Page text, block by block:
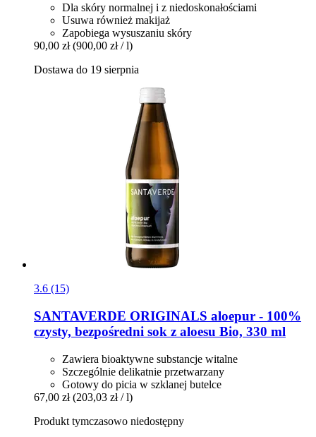
Dla skóry normalnej i z niedoskonałościami
Usuwa również makijaż
Zapobiega wysuszaniu skóry
90,00 zł (900,00 zł / l)
Dostawa do 19 sierpnia
3.6 (15)
SANTAVERDE ORIGINALS aloepur -​ 100%
czysty, bezpośredni sok z aloesu Bio, 330 ml
Zawiera bioaktywne substancje witalne
Szczególnie delikatnie przetwarzany
Gotowy do picia w szklanej butelce
67,00 zł (203,03 zł / l)
Produkt tymczasowo niedostępny